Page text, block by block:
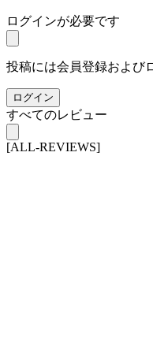
ログインが必要です
投稿には会員登録および
ログイン
すべてのレビュー
[ALL-REVIEWS]